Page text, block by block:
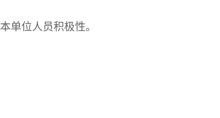
单位人员积极性。